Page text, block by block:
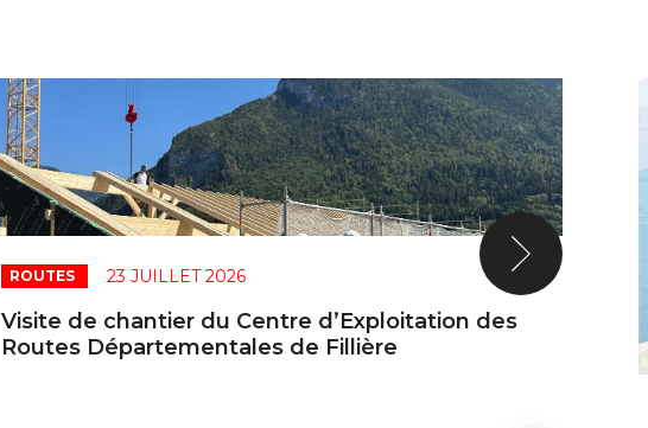
ROUTES 23 JUILLET 2026
Visite de chantier du Centre d’Exploitation des
Routes Départementales de Fillière